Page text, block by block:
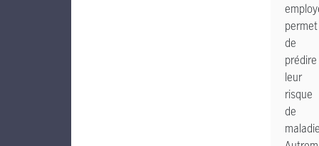
permet
de
prédire
leur
risque
de